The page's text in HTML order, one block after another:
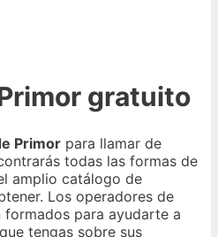
gratuito
Primor para llamar de
todas las formas de
amplio catálogo de
Los operadores de
para ayudarte a
tengas sobre sus